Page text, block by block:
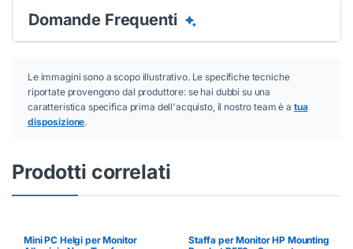
Domande Frequenti
Le immagini sono a scopo illustrativo. Le specifiche tecniche
riportate provengono dal produttore: se hai dubbi su una
caratteristica specifica prima dell'acquisto, il nostro team è a tua
disposizione.
Prodotti correlati
Mini PC Helgi per Monitor
Staffa per Monitor HP Mounting